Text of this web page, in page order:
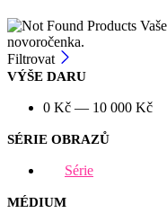
novoročenka.
Filtrovat
VÝŠE DARU
0 Kč — 10 000 Kč
SÉRIE OBRAZŮ
Série
MÉDIUM